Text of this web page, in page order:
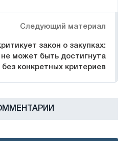
Следующий материал
закон о закупках:
может быть достигнута
без конкретных критериев